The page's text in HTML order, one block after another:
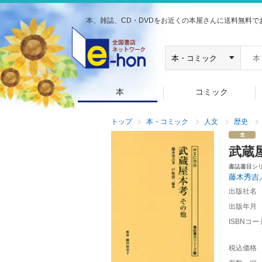
本、雑誌、CD・DVDをお近くの本屋さんに送料無料で
本 コミック
トップ 本・コミック 人文 歴史
武蔵
書誌書目シ
藤木秀
出版社名
出版年月
ISBNコー
税込価格